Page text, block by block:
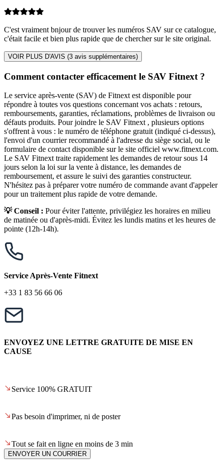
C'est vraiment bnjour de trouver les numéros SAV sur ce catalogue,
c'était facile et bien plus rapide que de chercher sur le site original.
VOIR PLUS D'AVIS (3 avis supplémentaires)
Comment contacter efficacement le SAV Fitnext ?
Le service après-vente (SAV) de Fitnext est disponible pour
répondre à toutes vos questions concernant vos achats : retours,
remboursements, garanties, réclamations, problèmes de livraison ou
défauts produits. Pour joindre le SAV Fitnext , plusieurs options
s'offrent à vous : le numéro de téléphone gratuit (indiqué ci-dessus),
l'envoi d'un courrier recommandé à l'adresse du siège social, ou le
formulaire de contact disponible sur le site officiel www.fitnext.com.
Le SAV Fitnext traite rapidement les demandes de retour sous 14
jours selon la loi sur la vente à distance, les demandes de
remboursement, et assure le suivi des garanties constructeur.
N'hésitez pas à préparer votre numéro de commande avant d'appeler
pour un traitement plus rapide de votre demande.
💡 Conseil : Pour éviter l'attente, privilégiez les horaires en milieu
de matinée ou d'après-midi. Évitez les lundis matins et les heures de
pointe (12h-14h).
Service Après-Vente Fitnext
+33 1 83 56 66 06
ENVOYEZ UNE LETTRE GRATUITE DE MISE EN
CAUSE
Service 100% GRATUIT
Pas besoin d'imprimer, ni de poster
Tout se fait en ligne en moins de 3 min
ENVOYER UN COURRIER